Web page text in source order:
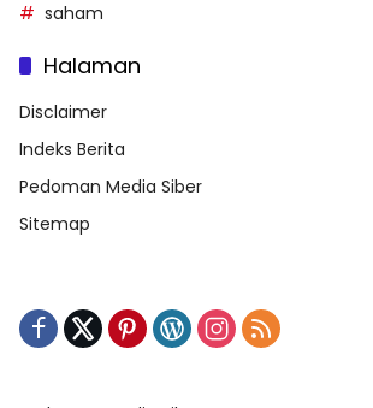
saham
Halaman
Disclaimer
Indeks Berita
Pedoman Media Siber
Sitemap